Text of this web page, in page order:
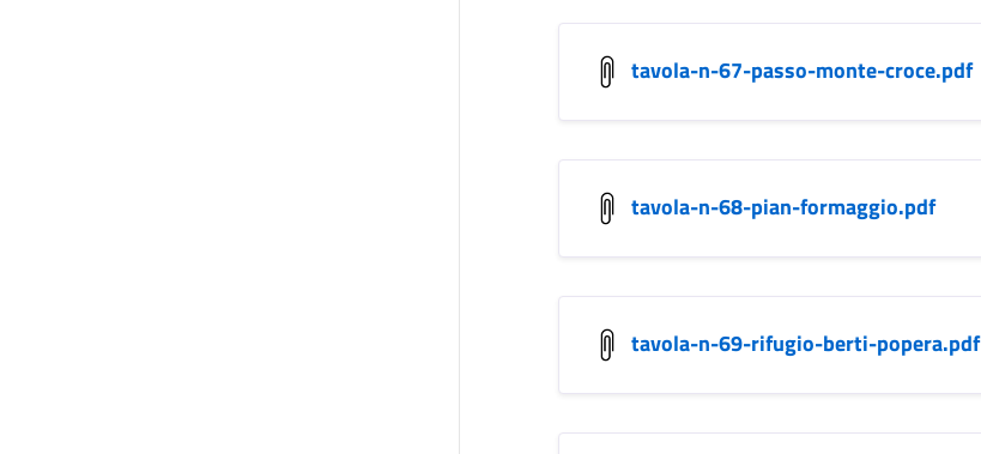
tavola-n-67-passo-monte-croce.pdf
tavola-n-68-pian-formaggio.pdf
tavola-n-69-rifugio-berti-popera.pdf